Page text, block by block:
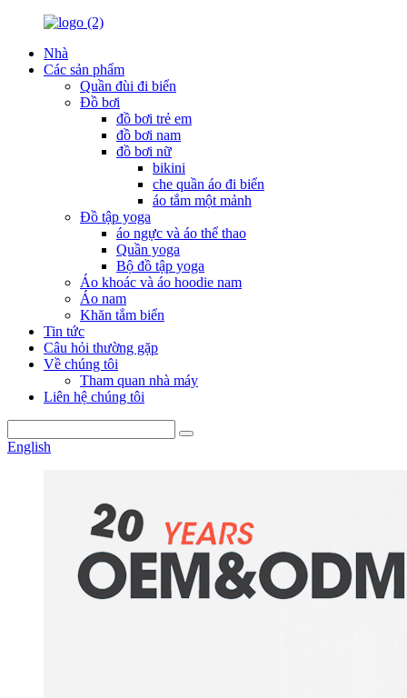
Nhà
Các sản phẩm
Quần đùi đi biển
Đồ bơi
đồ bơi trẻ em
đồ bơi nam
đồ bơi nữ
bikini
che quần áo đi biển
áo tắm một mảnh
Đồ tập yoga
áo ngực và áo thể thao
Quần yoga
Bộ đồ tập yoga
Áo khoác và áo hoodie nam
Áo nam
Khăn tắm biển
Tin tức
Câu hỏi thường gặp
Về chúng tôi
Tham quan nhà máy
Liên hệ chúng tôi
English